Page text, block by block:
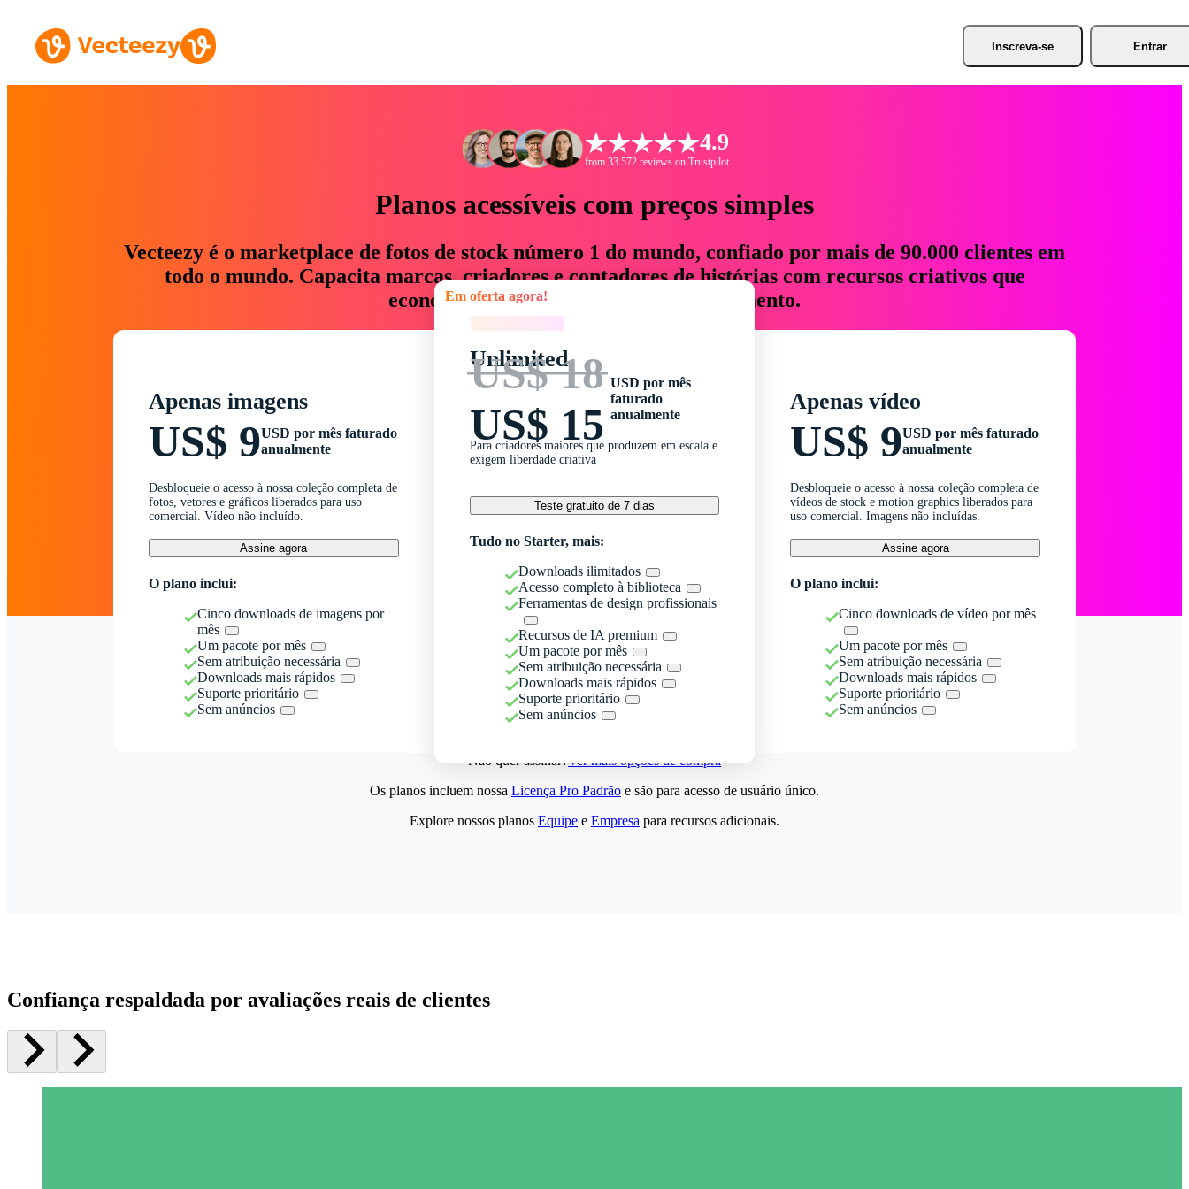
Inscreva-se Entrar
4.9
from 33.572 reviews on Trustpilot
Planos acessíveis com preços simples
Vecteezy é o marketplace de fotos de stock número 1 do mundo, confiado por mais de 90.000 clientes em
todo o mundo. Capacita marcas, criadores e contadores de histórias com recursos criativos que
economizam até 76% em tempo e orçamento.
Apenas imagens
US$ 9USD por mês faturado
anualmente
Desbloqueie o acesso à nossa coleção completa de
fotos, vetores e gráficos liberados para uso
comercial. Vídeo não incluído.
Assine agora
O plano inclui:
Cinco downloads de imagens por
mês
Um pacote por mês
Sem atribuição necessária
Downloads mais rápidos
Suporte prioritário
Sem anúncios
Em oferta agora!
Unlimited
US$ 18
US$ 15
USD por mês
faturado
anualmente
Para criadores maiores que produzem em escala e
exigem liberdade criativa
Teste gratuito de 7 dias
Tudo no Starter, mais:
Downloads ilimitados
Acesso completo à biblioteca
Ferramentas de design profissionais
Recursos de IA premium
Um pacote por mês
Sem atribuição necessária
Downloads mais rápidos
Suporte prioritário
Sem anúncios
Apenas vídeo
US$ 9USD por mês faturado
anualmente
Desbloqueie o acesso à nossa coleção completa de
vídeos de stock e motion graphics liberados para
uso comercial. Imagens não incluídas.
Assine agora
O plano inclui:
Cinco downloads de vídeo por mês
Um pacote por mês
Sem atribuição necessária
Downloads mais rápidos
Suporte prioritário
Sem anúncios
Não quer assinar?Ver mais opções de compra
Os planos incluem nossa Licença Pro Padrão e são para acesso de usuário único.
Explore nossos planos Equipe e Empresa para recursos adicionais.
Confiança respaldada por avaliações reais de clientes